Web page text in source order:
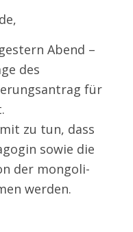
Abend –
des
für
zu tun, dass
sowie die
der mongo­li­
werden.